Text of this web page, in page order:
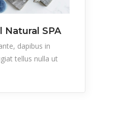
Natural SPA
dapibus in
tellus nulla ut